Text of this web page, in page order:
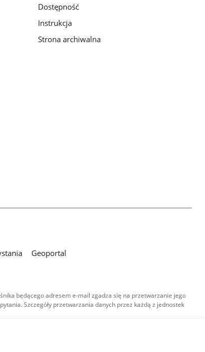
Dostępność
Instrukcja
Strona archiwalna
Geoportal
będącego adresem e-mail zgadza się na przetwarzanie jego
Szczegóły przetwarzania danych przez każdą z jednostek